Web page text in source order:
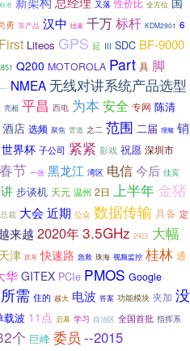
准 又落 性价比 全方位
勇 等产品 汉中 结束 千万标杆 KDM2901 6
First Liteos GPS 延 III SDC BF-9000
Q200 MOTOROLA Part 具 脚
NMEA无线对讲系统产品选型
亮相 平昌 西电 为本 安全 专网 陈清
酒店 选频 聚焦 管道 之二 范围 二届 理顺 销
世界杯 子公司 紧紧 影戏 祝愿 深圳市
春节 一张 黑龙江 湾区 电信今后 佳宾
步谈机 天元 温州 2日 上半年 金猪
总裁 大会 近期 公众 数据传输 具备 定
来越 2020年3.5GHz 24日 大幅
天津 群系 快速路 急救 珠海 视频监控 桂林 通
华 GITEX PCIe PMOS Google
所需 住的 越大 电波 答案 功能模块 夹加 没
载波 11点 启幕 学习 自治区 全国首批 指挥系
个 巨峰 委员 --2015